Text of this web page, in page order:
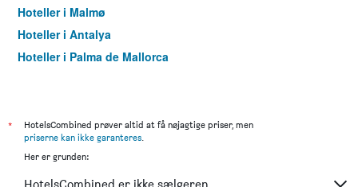
Hoteller i Malmø
Hoteller i Antalya
Hoteller i Palma de Mallorca
Hoteller i Dubai
Hoteller i Maspalomas
*
HotelsCombined prøver altid at få nøjagtige priser, men
priserne kan ikke garanteres.
Her er grunden:
HotelsCombined er ikke sælgeren